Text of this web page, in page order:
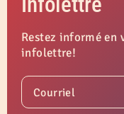
Restez informé en
infolettre!
Courriel